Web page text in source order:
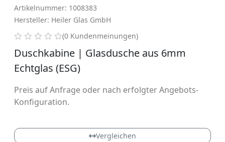
Artikelnummer: 1008383
Hersteller: Heiler Glas GmbH
0 von 5 Sternen
(0 Kundenmeinungen)
Duschkabine | Glasdusche aus 6mm
Echtglas (ESG)
Preis auf Anfrage oder nach erfolgter Angebots-
Konfiguration.
Vergleichen